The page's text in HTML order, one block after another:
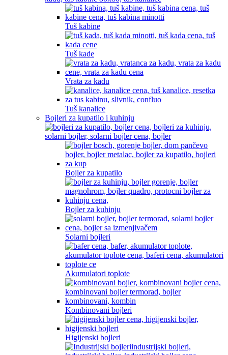
Tuš kabine
Tuš kade
Vrata za kadu
Tuš kanalice
Bojleri za kupatilo i kuhinju
Bojler za kupatilo
Bojler za kuhinju
Solarni bojleri
Akumulatori toplote
Kombinovani bojleri
Higijenski bojleri